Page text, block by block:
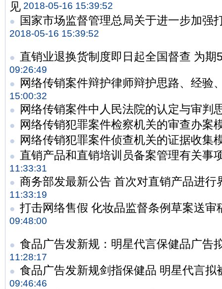
见 2018-05-16 15:39:52
●
国家市场监督管理总局关于进一步加强
2018-05-16 15:39:52
● 直销业退换货制度即日起全国督查 为期
09:26:49
●
网络传销案件辩护律师辩护思路、经验
15:00:32
●
网络传销案件中人民法院的认定与审判
● 网络传销犯罪案件检察机关的审查办案
● 网络传销犯罪案件侦查机关的证据收集
● 直销产品和直销培训员备案管理有关事
11:33:31
● 商务部发最新公告 首次对直销产品进行
11:33:19
● 打击网络售假 化妆品监督条例草案送审
09:48:00
● 食品广告发新规：明星代言保健品广告
11:28:17
● 食品广告发新规剑指保健品 明星代言拟
09:46:46